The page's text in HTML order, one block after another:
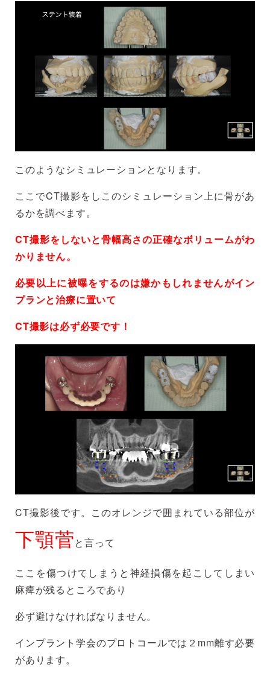
このようなシミュレーションとなります。
ここでCT撮影をしこのシミュレーション上に骨があ
るかを調べます。
CT撮影をしないと骨幅高さの正確なボリュームがわ
かりません。
必要以上に被曝をするのは嫌かもしれませんがイン
プランと治療に置いて
CT撮影は必ず必要です！
CT撮影後です。このオレンジで囲まれている部位が
下顎菅と言って
ここを傷つけてしまうと神経損傷を起こしてしまい
麻痺が残るところであり
必ず避けなければなりません。
インプラント学会のプロトコールでは２mm離す必要
があります。